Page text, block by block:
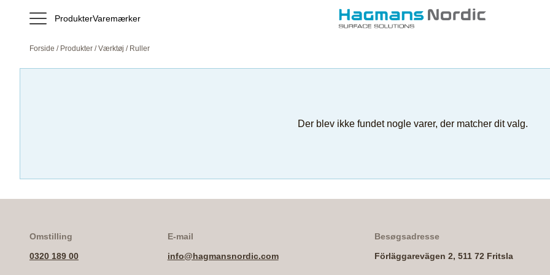
ProdukterVaremærker
Forside / Produkter /Værktøj / Ruller
Der blev ikke fundet nogle varer, der matcher dit valg.
Omstilling
0320 189 00
E-mail
info@hagmansnordic.com
Besøgsadresse
Förläggarevägen 2, 511 72 Fritsla